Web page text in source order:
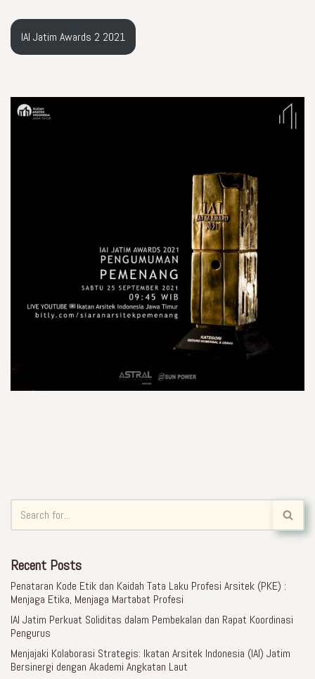
IAI Jatim Awards 2 2021
Recent Posts
Penataran Kode Etik dan Kaidah Tata Laku Profesi Arsitek (PKE) :
Menjaga Etika, Menjaga Martabat Profesi
IAI Jatim Perkuat Soliditas dalam Pembekalan dan Rapat Koordinasi
Pengurus
Menjajaki Kolaborasi Strategis: Ikatan Arsitek Indonesia (IAI) Jatim
Bersinergi dengan Akademi Angkatan Laut